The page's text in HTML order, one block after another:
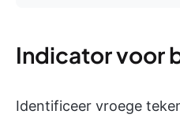
Indicator voor
Identificeer vroege